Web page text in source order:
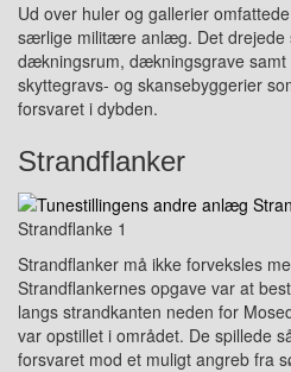
Ud over huler og gallerier
særlige militære anlæg. Det drejede
dækningsrum, dækningsgrave samt
skyttegravs- og skansebyggerier
forsvaret i dybden.
Strandflanker
Strandflanke 1
Strandflanker må ikke forveksles
Strandflankernes opgave var at
langs strandkanten neden for
var opstillet i området. De spillede
forsvaret mod et muligt angreb fra